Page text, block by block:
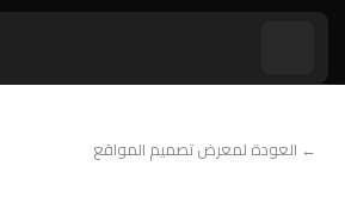
← العودة لمعرض تصميم المواقع